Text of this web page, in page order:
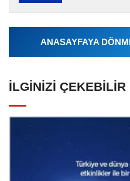
Ajansı
ANASAYFAYA
İLGINIZI ÇEKEBILIR